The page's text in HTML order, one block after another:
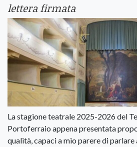
lettera firmata
La stagione teatrale 2025-2026 del
Portoferraio appena presentata
qualità, capaci a mio parere di